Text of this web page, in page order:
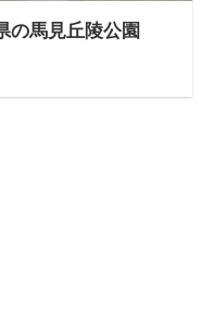
の馬見丘陵公園